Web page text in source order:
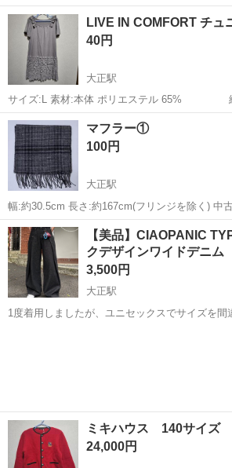
ズ以上にタイトに感じます 中古品ですので神経質な方はご遠慮くださ
いませ
大阪 大阪市
LIVE IN
40円
大正駅
サイズ:L 素材:本体 ポリエステル 65% 綿 35% フリル部
分 ポリエステル 95% ポリウレタン 5% 中古品ですの
で神経質な方はご遠慮くださいませ
大阪 大阪市 大正駅
マフラー①
100円
大正駅
幅:約30.5cm 長さ:約167cm(フリンジを除く) 中古品ですので神経質な
方はご遠慮くださいませ
大阪 大阪市 大正駅
【美品】CIAOPANIC
クデザインワイドデニム
3,500円
大正駅
1度着用しましたが、ユニセックスでサイズを間
ミキハウス 140サイズ
24,000円